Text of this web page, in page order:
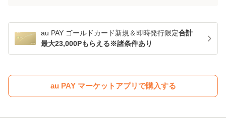
au PAY ゴールドカード新規＆即時発行限定合計
最大23,000Pもらえる※諸条件あり
au PAY マーケットアプリで購入する